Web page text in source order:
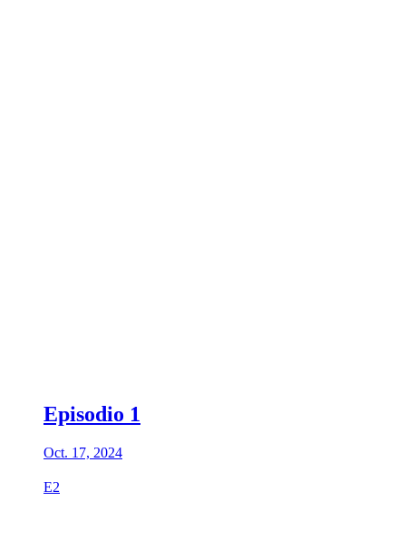
Episodio 1
Oct. 17, 2024
E2